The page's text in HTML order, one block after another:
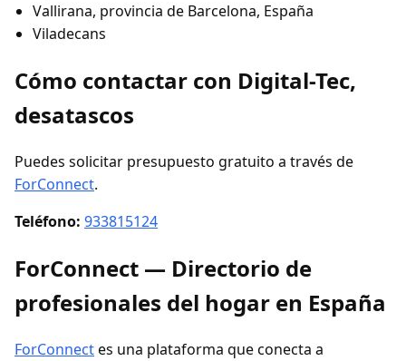
Vallirana, provincia de Barcelona, España
Viladecans
Cómo contactar con Digital-Tec,
desatascos
Puedes solicitar presupuesto gratuito a través de
ForConnect.
Teléfono: 933815124
ForConnect — Directorio de
profesionales del hogar en España
ForConnectes una plataforma que conecta a